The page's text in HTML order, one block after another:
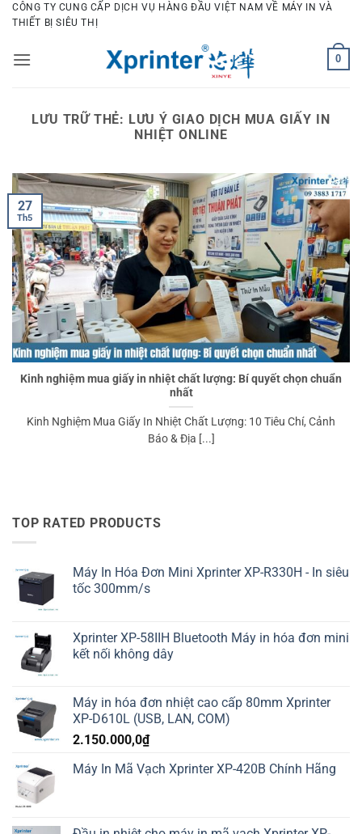
Bỏ
qua
dung
CÔNG TY CUNG CẤP DỊCH VỤ HÀNG ĐẦU VIỆT NAM VỀ MÁY IN VÀ
THIẾT BỊ SIÊU THỊ
0
LƯU TRỮ THẺ: LƯU Ý GIAO DỊCH MUA GIẤY IN
NHIỆT ONLINE
Kinh nghiệm mua giấy in nhiệt chất lượng: Bí quyết chọn chuẩn
nhất
Kinh Nghiệm Mua Giấy In Nhiệt Chất Lượng: 10 Tiêu Chí, Cảnh
Báo & Địa [...]
27
Th5
TOP RATED PRODUCTS
Máy In Hóa Đơn Mini Xprinter XP-R330H - In siêu
tốc 300mm/s
Xprinter XP-58IIH Bluetooth Máy in hóa đơn mini
kết nối không dây
Máy in hóa đơn nhiệt cao cấp 80mm Xprinter
XP-D610L (USB, LAN, COM)
2.150.000,0₫
Máy In Mã Vạch Xprinter XP-420B Chính Hãng